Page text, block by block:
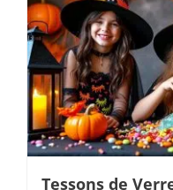
Tessons de